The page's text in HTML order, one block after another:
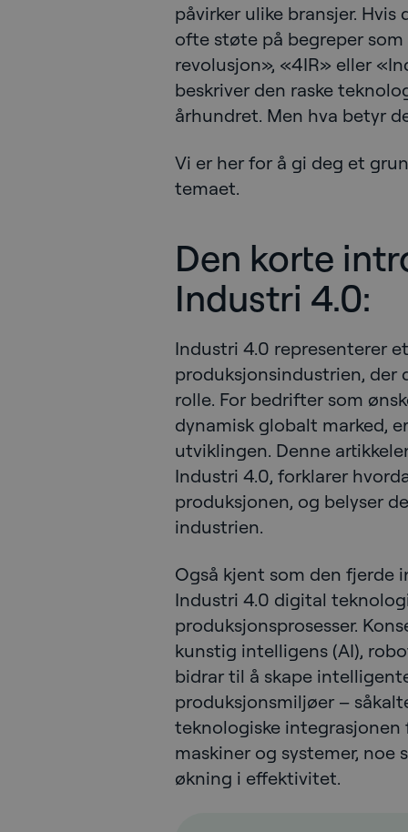
påvirker ulike bransjer.
ofte støte på begreper
revolusjon», «4IR» eller
beskriver den raske
århundret. Men hva betyr
Vi er her for å gi deg et
temaet.
Den korte
Industri 4.0:
Industri 4.0 representerer
produksjonsindustrien, der
rolle. For bedrifter som
dynamisk globalt marked,
utviklingen. Denne
Industri 4.0, forklarer
produksjonen, og belyser
industrien.
Også kjent som den fjerde
Industri 4.0 digital
produksjonsprosesser.
kunstig intelligens (AI),
bidrar til å skape
produksjonsmiljøer –
teknologiske
maskiner og systemer, noe
økning i effektivitet.